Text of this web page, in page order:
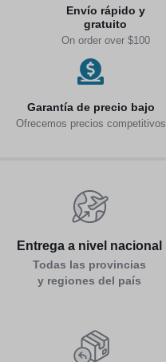
Envío rápido y
gratuito
On order over $100
Garantía de precio bajo
Ofrecemos precios competitivos
Entrega a nivel nacional
Todas las provincias
y regiones del país